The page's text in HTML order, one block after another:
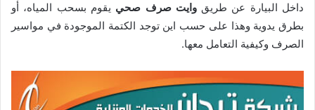
داخل البيارة عن طريقوايت صرف صحي يقوم بسحب المياه، أو
بطرق يدوية وهذا على حسب اين توجد الكتمة الموجودة في مواسير
الصرف وكيفية التعامل معها.